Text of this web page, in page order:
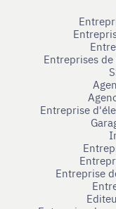
Entreprises
Entreprise
Entreprise